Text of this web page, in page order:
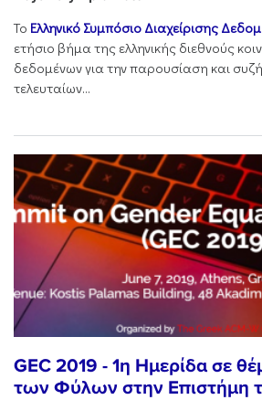
Το Ελληνικό Συμπόσιο Διαχείρισης
ετήσιο βήμα της ελληνικής διεθνούς
δεδομένων για την παρουσίαση και
τελευταίων...
GEC 2019 - 1η Ημερίδα σε
των Φύλων στην Επιστήμη